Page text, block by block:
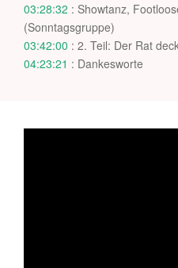
03:28:32 : Showtanz,
(Sonntagsgruppe)
03:42:00 : 2. Teil: Der Rat
04:23:21 : Dankesworte